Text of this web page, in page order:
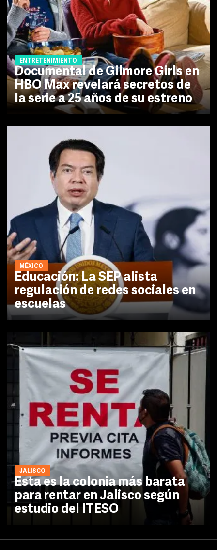
ENTRETENIMIENTO
Documental de Gilmore Girls en
HBO Max revelará secretos de
la serie a 25 años de su estreno
MÉXICO
Educación: La SEP alista
regulación de redes sociales en
escuelas
JALISCO
Esta es la colonia más barata
para rentar en Jalisco según
estudio del ITESO